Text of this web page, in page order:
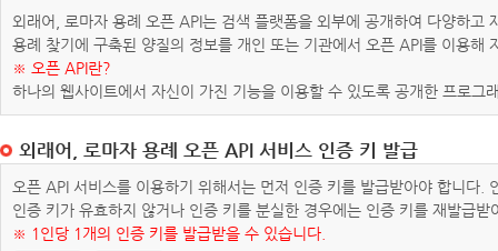
외래어, 로마자 용례 오픈 API는 검색 플랫폼을 외부에 공개하여 다양하
용례 찾기에 구축된 양질의 정보를 개인 또는 기관에서 오픈 API를 이용해
※ 오픈 API란?
하나의 웹사이트에서 자신이 가진 기능을 이용할 수 있도록 공개한 프로그
외래어, 로마자 용례 오픈 API 서비스 인증 키 발급
오픈 API 서비스를 이용하기 위해서는 먼저 인증 키를 발급받아야 합니다
인증 키가 유효하지 않거나 인증 키를 분실한 경우에는 인증 키를 재발급받
※ 1인당 1개의 인증 키를 발급받을 수 있습니다.